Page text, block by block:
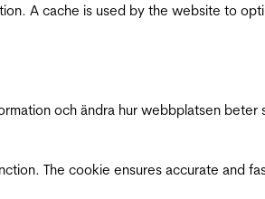
A cache is used by the website to
och ändra hur webbplatsen
The cookie ensures accurate and